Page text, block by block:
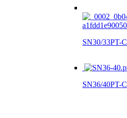
SN30/33PT-C
SN36/40PT-C